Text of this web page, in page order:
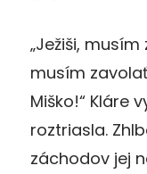
„Ježiši,
musím zavolať
Miško!“ Kláre
roztriasla.
záchodov jej